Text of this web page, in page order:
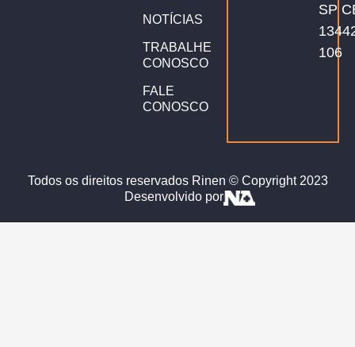
NOTÍCIAS
TRABALHE
CONOSCO
FALE
CONOSCO
SP
106
Todos os direitos reservados Rinen © Copyright 2023
Desenvolvido por